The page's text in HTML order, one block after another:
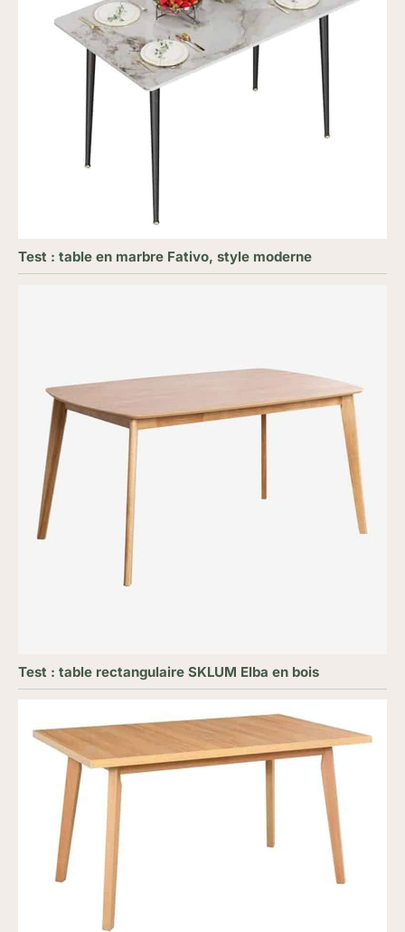
Test : table en marbre Fativo, style moderne
Test : table rectangulaire SKLUM Elba en bois